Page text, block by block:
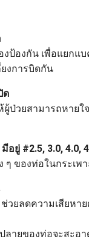
ป้องกัน เพื่อแยกแบ
งการบิดกัน
ด
ป่วยสามารถหายใ
อยู่ #2.5, 3.0, 4.0,
ๆ ของท่อในกระเพ
วยลดความเสียหาย
ลายของท่อจะสะอ